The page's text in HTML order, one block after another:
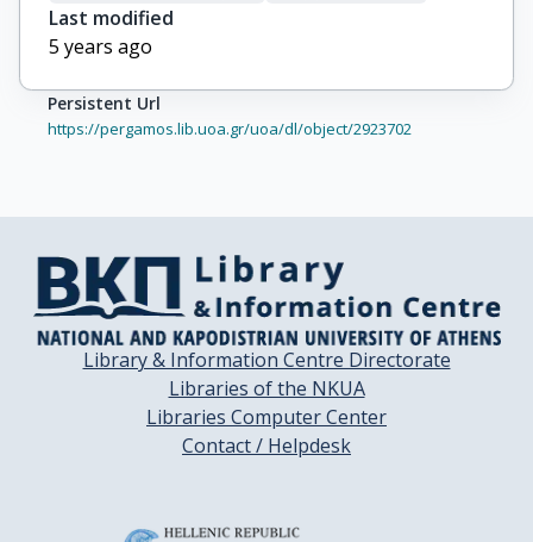
Last modified
5 years ago
Persistent Url
https://pergamos.lib.uoa.gr/uoa/dl/object/2923702
Library & Information Centre Directorate
Libraries of the NKUA
Libraries Computer Center
Contact / Helpdesk